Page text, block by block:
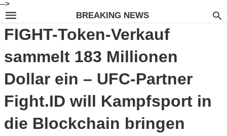
-->
BREAKING NEWS
FIGHT-Token-Verkauf
sammelt 183 Millionen
Dollar ein – UFC-Partner
Fight.ID will Kampfsport in
die Blockchain bringen